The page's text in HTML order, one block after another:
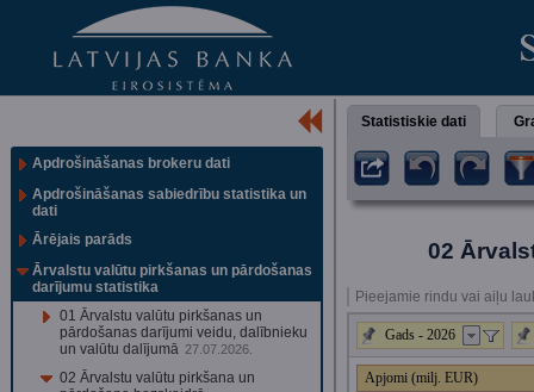
Apdrošināšanas brokeru dati
Apdrošināšanas sabiedrību statistika un
dati
Ārējais parāds
Ārvalstu valūtu pirkšanas un pārdošanas
darījumu statistika
01 Ārvalstu valūtu pirkšanas un
pārdošanas darījumi veidu, dalībnieku
un valūtu dalījumā 27.07.2026.
02 Ārvalstu valūtu pirkšana un
Statistiskie dati
02
Pieejamie rindu vai aiļu
Gads - 2026
Apjomi (milj. EUR)